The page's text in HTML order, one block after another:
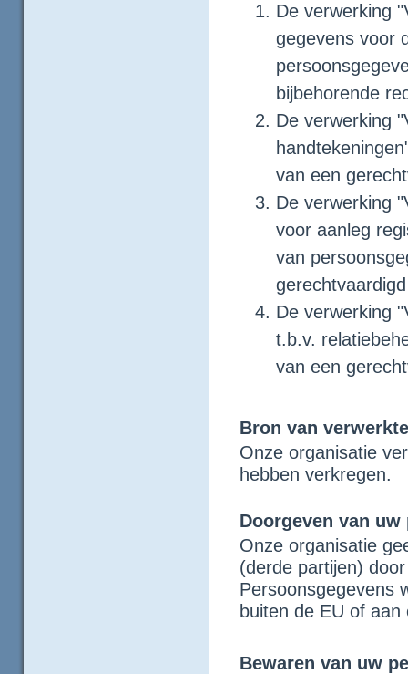
De verwerking
gegevens voor
bijbehorende
De verwerking
van een
De verwerking
voor aanleg
van
De verwerking
t.b.v.
van een
Bron van
Onze organisatie
hebben verkregen.
Doorgeven van
Onze organisatie
(derde partijen)
Persoonsgegevens
buiten de EU of
Bewaren van uw